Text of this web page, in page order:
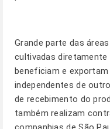
Grande parte das
cultivadas diretamente
beneficiam e
independentes de
de recebimento do
também realizam